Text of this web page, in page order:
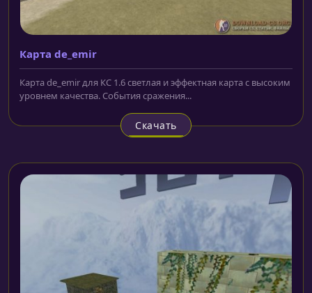
Карта de_emir
Карта de_emir для КС 1.6 светлая и эффектная карта с высоким
уровнем качества. События сражения...
Скачать